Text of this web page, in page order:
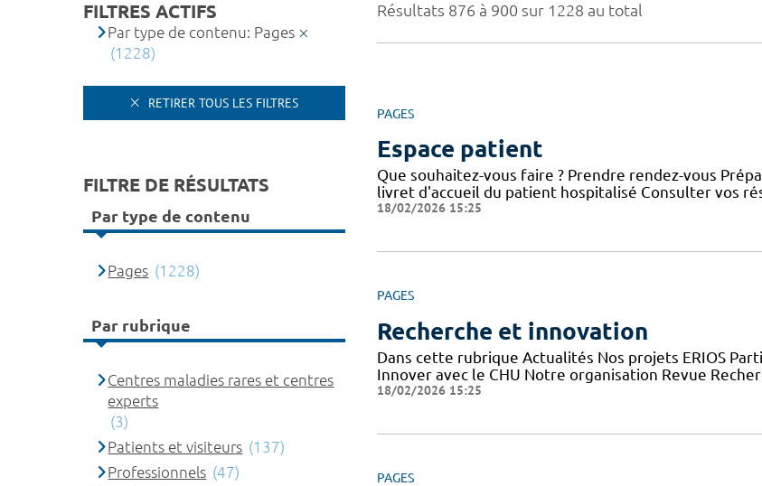
Résultats 876 à 900 sur 1228 au total
PAGES
Espace patient
Que souhaitez-vous faire ? Prendre rendez-vous
livret d'accueil du patient hospitalisé Consulter vos
18/02/2026 15:25
PAGES
Recherche et innovation
Dans cette rubrique Actualités Nos projets ERIOS
Innover avec le CHU Notre organisation Revue
18/02/2026 15:25
PAGES
FILTRES ACTIFS
Par type de contenu: Pages
(1228)
RETIRER TOUS LES FILTRES
FILTRE DE RÉSULTATS
Par type de contenu
Pages (1228)
Par rubrique
Centres maladies rares et centres
experts
(3)
Patients et visiteurs (137)
Professionnels (47)